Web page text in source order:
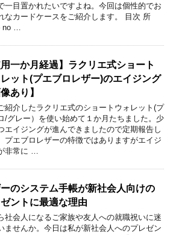
一目置かれたいですよね。今回は個性的でお
なカードケースをご紹介します。 目次 所
no …
用一か月経過】ラクリエ式ショート
ット(プエブロレザー)のエイジング
像あり】
紹介したラクリエ式のショートウォレット(プ
/グレー）を使い始めて１か月たちました。少
エイジングが進んできましたので定期報告し
プエブロレザーの特徴ではありますがエイジ
非常に …
のシステム手帳が新社会人向けの
ントに最適な理由
社会人になるご家族や友人への就職祝いに迷
ませんか。今日は私が新社会人へのプレゼン